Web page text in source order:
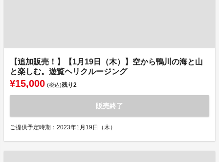
【追加販売！】【1月19日（木）】空から鴨川の海と山
と楽しむ。遊覧ヘリクルージング
¥15,000 (税込)残り2
販売終了
ご提供予定時期：2023年1月19日（木）